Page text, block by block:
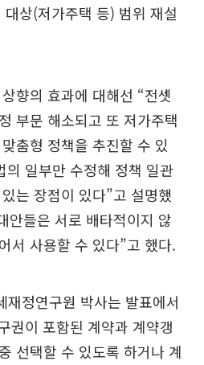
상(저가주택 등) 범위 재설
향의 효과에 대해선 “전셋
부문 해소되고 또 저가주택
춤형 정책을 추진할 수 있
의 일부만 수정해 정책 일관
는 장점이 있다”고 설명했
안들은 서로 배타적이지 않
서 사용할 수 있다”고 했다.
재정연구원 박사는 발표에서
권이 포함된 계약과 계약갱
선택할 수 있도록 하거나 계